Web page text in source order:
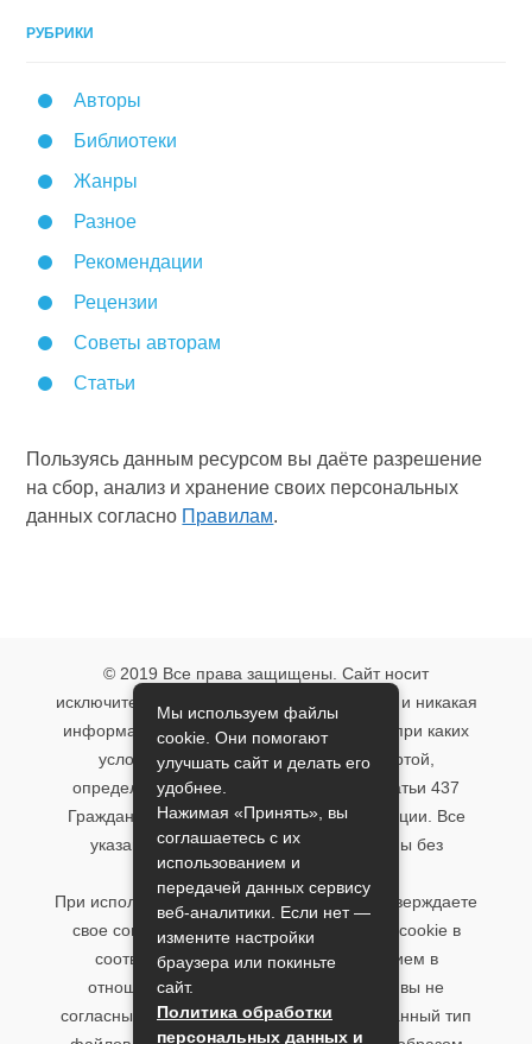
РУБРИКИ
Авторы
Библиотеки
Жанры
Разное
Рекомендации
Рецензии
Советы авторам
Статьи
Пользуясь данным ресурсом вы даёте разрешение
на сбор, анализ и хранение своих персональных
данных согласно Правилам.
© 2019 Все права защищены. Сайт носит
исключительно информационный характер и никакая
информация, опубликованная на нём, ни при каких
условиях не является публичной офертой,
определяемой положениями пункта 2 статьи 437
Гражданского кодекса Российской Федерации. Все
указанные условия могут быть изменены без
предварительного уведомления.
При использовании данного сайта, вы подтверждаете
свое согласие на использование файлов cookie в
соответствии с настоящим уведомлением в
отношении данного типа файлов. Если вы не
согласны с тем, чтобы мы использовали данный тип
Мы используем файлы
cookie. Они помогают
улучшать сайт и делать его
удобнее.
Нажимая «Принять», вы
соглашаетесь с их
использованием и
передачей данных сервису
веб-аналитики. Если нет —
измените настройки
браузера или покиньте
сайт.
Политика обработки
персональных данных и